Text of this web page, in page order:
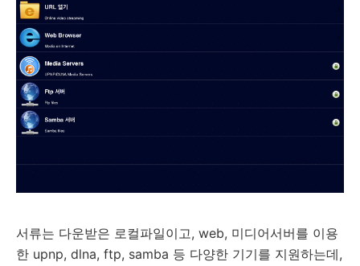
서류는 다운받은 로컬파일이고, web, 미디어서버를 이용
한 upnp, dlna, ftp, samba 등 다양한 기기를 지원하는데,